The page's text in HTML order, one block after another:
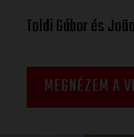
Toldi Gábor és
MEGNÉZEM A